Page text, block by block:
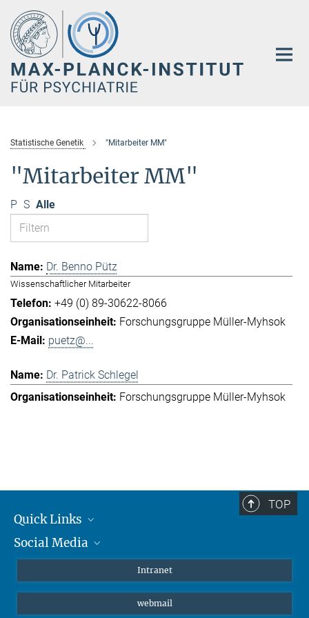
Hauptinhalt
Statistische Genetik "Mitarbeiter MM"
"Mitarbeiter MM"
P S Alle
Dr. Benno Pütz
Wissenschaftlicher Mitarbeiter
+49 (0) 89-30622-8066
Forschungsgruppe Müller-Myhsok
puetz@...
Dr. Patrick Schlegel
Forschungsgruppe Müller-Myhsok
TOP
Quick Links
Student*innen/Wissenschaftler*innen
Social Media
Bluesky
Intranet
webmail